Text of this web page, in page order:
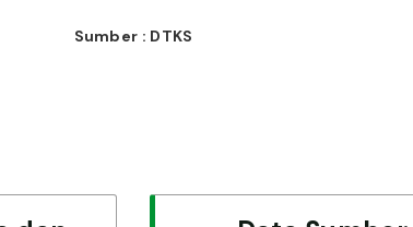
Sumber : DTKS